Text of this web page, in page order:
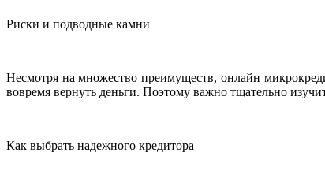
Риски и подводные камни
Несмотря на множество преимуществ, онлайн
вовремя вернуть деньги. Поэтому важно тщательно
Как выбрать надежного кредитора